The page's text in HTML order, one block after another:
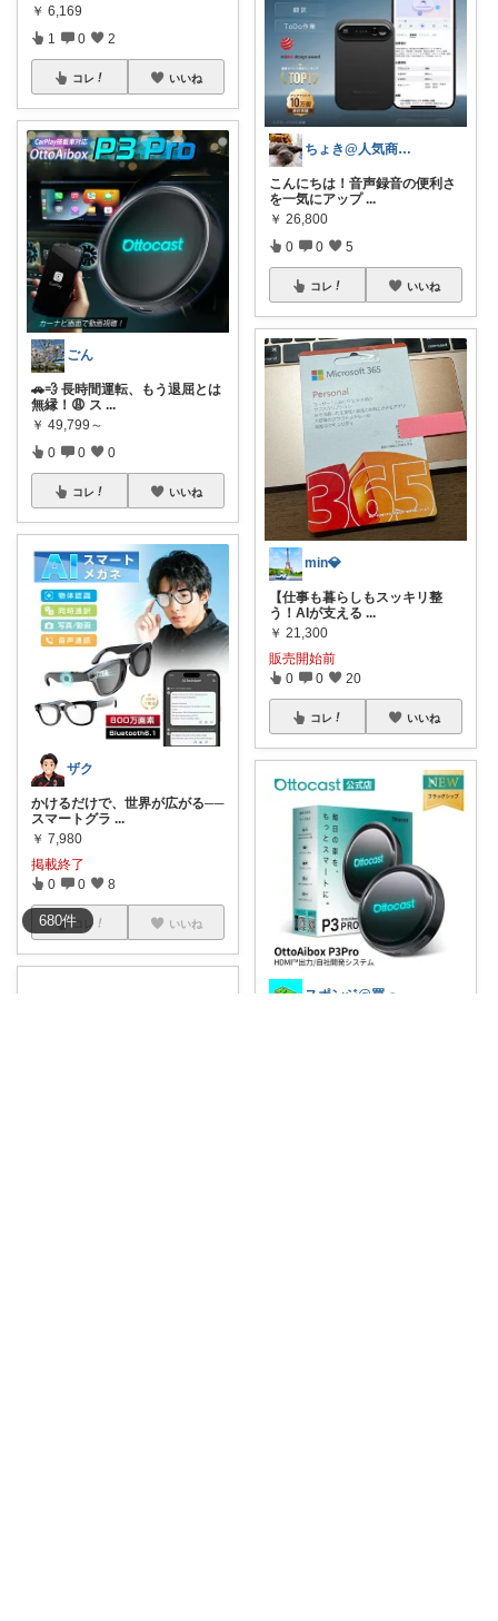
680件
￥ 6,169
1 0 2
コレ いいね
ごん
🚗💨 長時間運転、もう退屈とは
無縁！😩 ス ...
￥ 49,799～
0 0 0
コレ いいね
ザク
かけるだけで、世界が広がる──
スマートグラ ...
￥ 7,980
掲載終了
0 0 8
コレ いいね
ちょき@人気商品紹介いつも購入ありがとう
こんにちは！音声録音の便利さ
を一気にアップ ...
￥ 26,800
0 0 5
コレ いいね
min💎
【仕事も暮らしもスッキリ整
う！AIが支える ...
￥ 21,300
販売開始前
0 0 20
コレ いいね